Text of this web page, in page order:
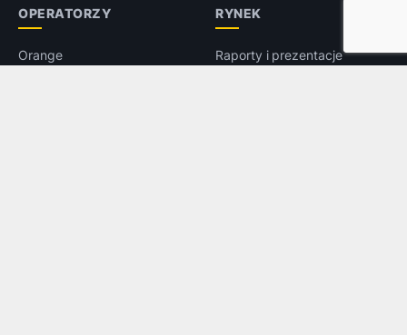
OPERATORZY
Orange
RYNEK
Raporty i prezentacje